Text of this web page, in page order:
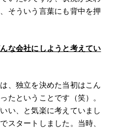
そういう言葉にも背中を押
な会社にしようと考えてい
、独立を決めた当初はこん
たということです（笑）。
い、と気楽に考えていまし
スタートしました。当時、